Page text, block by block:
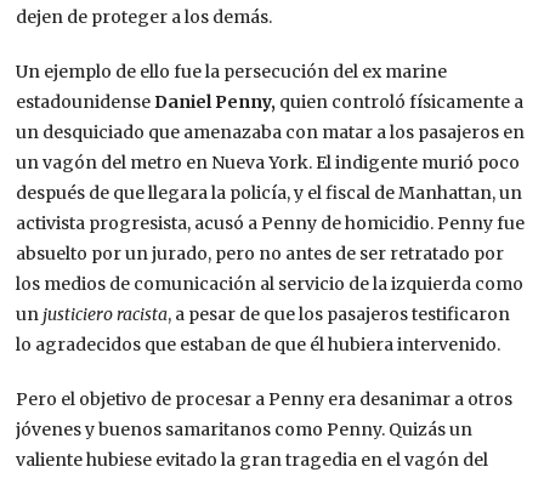
dejen de proteger a los demás.
Un ejemplo de ello fue la persecución del ex marine
estadounidense Daniel Penny, quien controló físicamente a
un desquiciado que amenazaba con matar a los pasajeros en
un vagón del metro en Nueva York. El indigente murió poco
después de que llegara la policía, y el fiscal de Manhattan, un
activista progresista, acusó a Penny de homicidio. Penny fue
absuelto por un jurado, pero no antes de ser retratado por
los medios de comunicación al servicio de la izquierda como
un justiciero racista, a pesar de que los pasajeros testificaron
lo agradecidos que estaban de que él hubiera intervenido.
Pero el objetivo de procesar a Penny era desanimar a otros
jóvenes y buenos samaritanos como Penny. Quizás un
valiente hubiese evitado la gran tragedia en el vagón del